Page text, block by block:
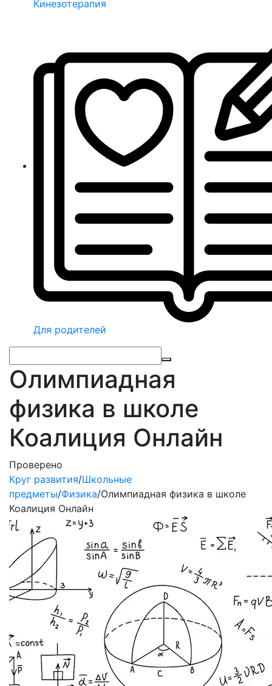
Кинезотерапия
Для родителей
Олимпиадная
физика в школе
Коалиция Онлайн
Проверено
Круг развития/Школьные
предметы/Физика/Олимпиадная физика в школе
Коалиция Онлайн